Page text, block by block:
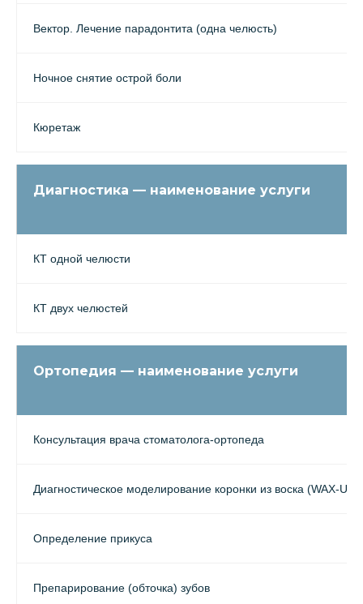
Вектор. Лечение парадонтита (одна челюсть)
Ночное снятие острой боли
Кюретаж
Диагностика — наименование услуги
КТ одной челюсти
КТ двух челюстей
Ортопедия — наименование услуги
Консультация врача стоматолога-ортопеда
Диагностическое моделирование коронки из воска (WAX-UP)
Определение прикуса
Препарирование (обточка) зубов